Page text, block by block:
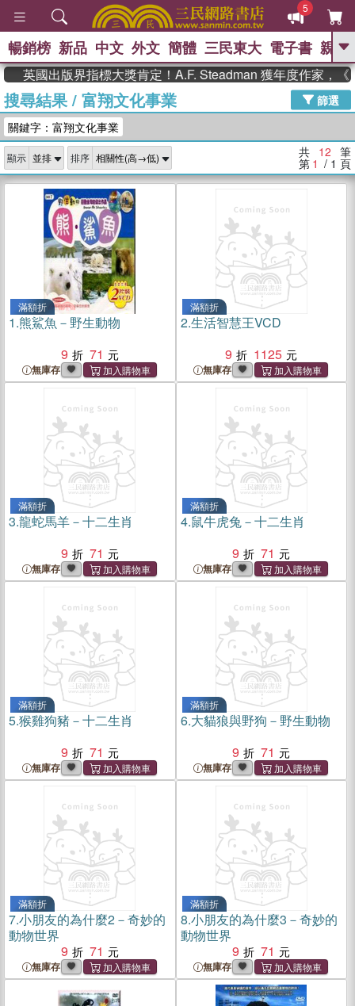
5
GO
熱搜： The Odyssey 、
父親節 、 如果歷史是一群喵 、 暑期
念華 、 台灣的李登輝時代 、 數學女
孩：黎曼猜想
偉大的迷走神經
暢銷榜 新品 中文 外文 簡體 三民東大 電子書 親子
英國出版界指標大獎肯定！A.F. Steadman 獲年度作家，《
搜尋結果/ 富翔文化事業
篩選
關鍵字：富翔文化事業
顯示 排序 共 12 筆
第 1 / 1 頁
滿額折
1.熊鯊魚－野生動物
9
71
無庫存
滿額折
2.生活智慧王VCD
9
1125
無庫存
滿額折
3.龍蛇馬羊－十二生肖
9
71
無庫存
滿額折
4.鼠牛虎兔－十二生肖
9
71
無庫存
滿額折
5.猴雞狗豬－十二生肖
9
71
無庫存
滿額折
6.大貓狼與野狗－野生動物
9
71
無庫存
滿額折
7.小朋友的為什麼2－奇妙的
動物世界
9
71
無庫存
滿額折
8.小朋友的為什麼3－奇妙的
動物世界
9
71
無庫存